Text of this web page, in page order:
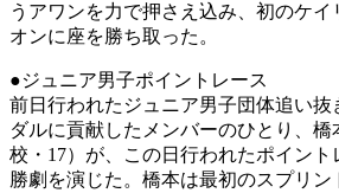
うアワンを力で押さえ込み、初のケ
オンに座を勝ち取った。
●ジュニア男子ポイントレース
前日行われたジュニア男子団体追い抜
ダルに貢献したメンバーのひとり、
校・17）が、この日行われたポイン
勝劇を演じた。橋本は最初のスプリ